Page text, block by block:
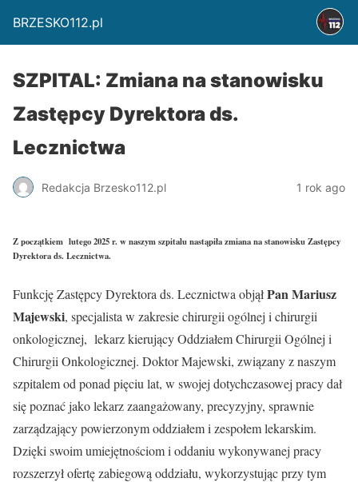
BRZESKO112.pl
SZPITAL: Zmiana na stanowisku
Zastępcy Dyrektora ds.
Lecznictwa
Redakcja Brzesko112.pl 1 rok ago
Z początkiem lutego 2025 r. w naszym szpitalu nastąpiła zmiana na stanowisku Zastępcy
Dyrektora ds. Lecznictwa.
Funkcję Zastępcy Dyrektora ds. Lecznictwa objąłPan Mariusz
Majewski, specjalista w zakresie chirurgii ogólnej i chirurgii
onkologicznej, lekarz kierujący Oddziałem Chirurgii Ogólnej i
Chirurgii Onkologicznej. Doktor Majewski, związany z naszym
szpitalem od ponad pięciu lat, w swojej dotychczasowej pracy dał
się poznać jako lekarz zaangażowany, precyzyjny, sprawnie
zarządzający powierzonym oddziałem i zespołem lekarskim.
Dzięki swoim umiejętnościom i oddaniu wykonywanej pracy
rozszerzył ofertę zabiegową oddziału, wykorzystując przy tym